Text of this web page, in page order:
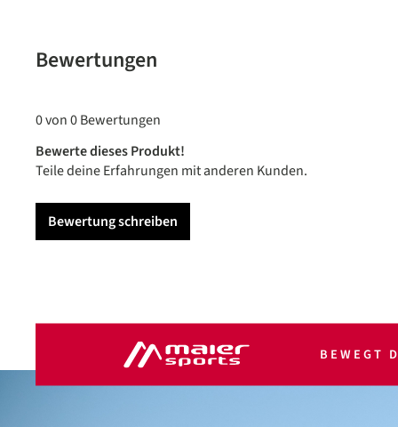
Bewertungen
0 von 0 Bewertungen
Bewerte dieses Produkt!
Teile deine Erfahrungen mit anderen Kunden.
Bewertung schreiben
BEWEGT